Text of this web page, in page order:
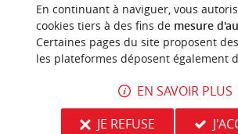
NOUS AVONS TESTÉ
En continuant à naviguer, vous
cookies tiers à des fins de mesure
Certaines pages du site proposent des
les plateformes déposent également
EN SAVOIR PLUS
JE REFUSE